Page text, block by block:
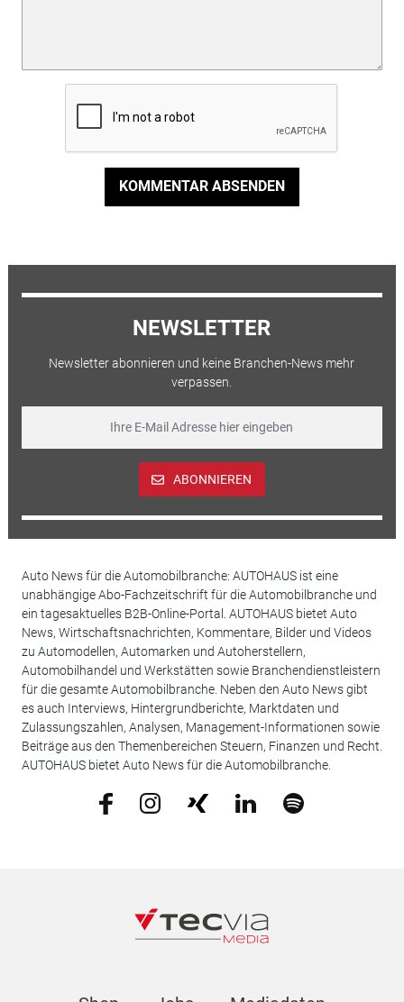
KOMMENTAR ABSENDEN
NEWSLETTER
Newsletter abonnieren und keine Branchen-News mehr
verpassen.
ABONNIEREN
Auto News für die Automobilbranche: AUTOHAUS ist eine
unabhängige Abo-Fachzeitschrift für die Automobilbranche und
ein tagesaktuelles B2B-Online-Portal. AUTOHAUS bietet Auto
News, Wirtschaftsnachrichten, Kommentare, Bilder und Videos
zu Automodellen, Automarken und Autoherstellern,
Automobilhandel und Werkstätten sowie Branchendienstleistern
für die gesamte Automobilbranche. Neben den Auto News gibt
es auch Interviews, Hintergrundberichte, Marktdaten und
Zulassungszahlen, Analysen, Management-Informationen sowie
Beiträge aus den Themenbereichen Steuern, Finanzen und Recht.
AUTOHAUS bietet Auto News für die Automobilbranche.